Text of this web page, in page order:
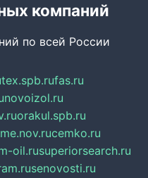
компаний
по всей России
fas.ru
novoizol.ru
orakul.spb.ru
cemko.ru
oil.rusuperiorsearch.ru
senovosti.ru